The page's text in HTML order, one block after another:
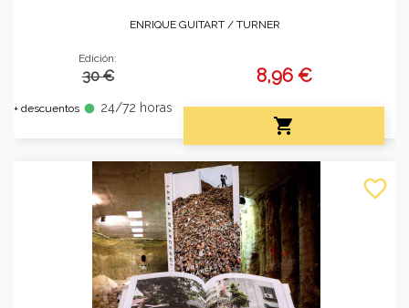
ENRIQUE GUITART / TURNER
Edición:
30 €
+ descuentos fiber_manual_record 24/72 horas
8,96 €

favorite_border